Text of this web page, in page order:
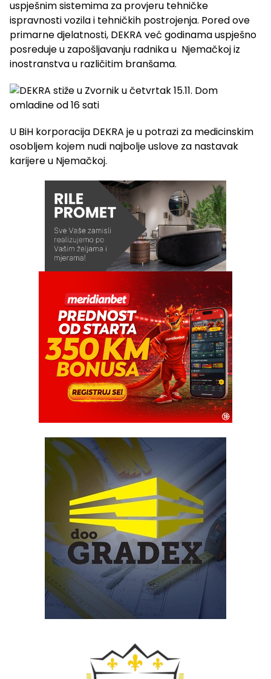
uspješnim sistemima za provjeru tehničke
ispravnosti vozila i tehničkih postrojenja. Pored ove
primarne djelatnosti, DEKRA već godinama uspješno
posreduje u zapošljavanju radnika u Njemačkoj iz
inostranstva u različitim branšama.
U BiH korporacija DEKRA je u potrazi za medicinskim
osobljem kojem nudi najbolje uslove za nastavak
karijere u Njemačkoj.